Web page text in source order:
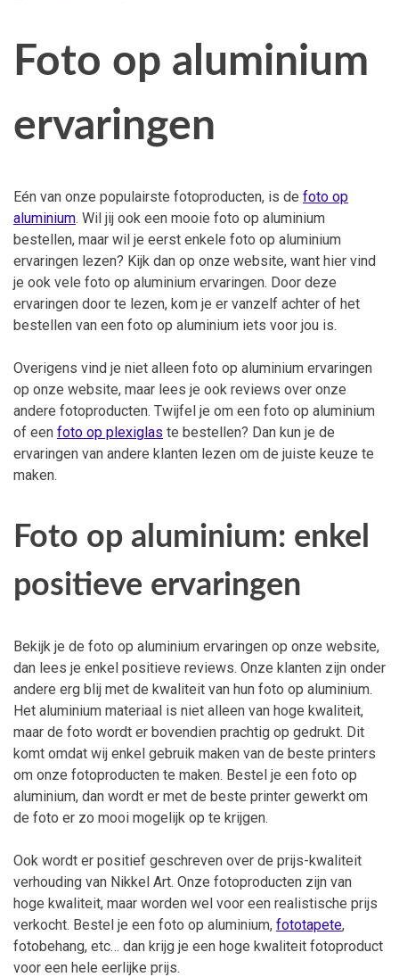
Foto op aluminium
ervaringen
Eén van onze populairste fotoproducten, is de foto op
aluminium. Wil jij ook een mooie foto op aluminium
bestellen, maar wil je eerst enkele foto op aluminium
ervaringen lezen? Kijk dan op onze website, want hier vind
je ook vele foto op aluminium ervaringen. Door deze
ervaringen door te lezen, kom je er vanzelf achter of het
bestellen van een foto op aluminium iets voor jou is.
Overigens vind je niet alleen foto op aluminium ervaringen
op onze website, maar lees je ook reviews over onze
andere fotoproducten. Twijfel je om een foto op aluminium
of een foto op plexiglas te bestellen? Dan kun je de
ervaringen van andere klanten lezen om de juiste keuze te
maken.
Foto op aluminium: enkel
positieve ervaringen
Bekijk je de foto op aluminium ervaringen op onze website,
dan lees je enkel positieve reviews. Onze klanten zijn onder
andere erg blij met de kwaliteit van hun foto op aluminium.
Het aluminium materiaal is niet alleen van hoge kwaliteit,
maar de foto wordt er bovendien prachtig op gedrukt. Dit
komt omdat wij enkel gebruik maken van de beste printers
om onze fotoproducten te maken. Bestel je een foto op
aluminium, dan wordt er met de beste printer gewerkt om
de foto er zo mooi mogelijk op te krijgen.
Ook wordt er positief geschreven over de prijs-kwaliteit
verhouding van Nikkel Art. Onze fotoproducten zijn van
hoge kwaliteit, maar worden wel voor een realistische prijs
verkocht. Bestel je een foto op aluminium, fototapete,
fotobehang, etc… dan krijg je een hoge kwaliteit fotoproduct
voor een hele eerlijke prijs.